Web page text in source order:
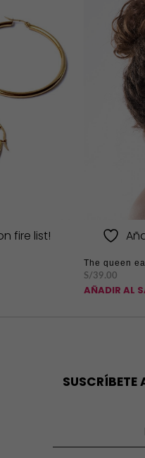
fire list!
The queen
S/39.00
AÑADIR AL
SUSCRÍBETE